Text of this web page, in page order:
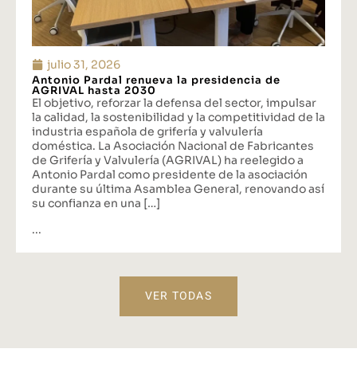
julio 31, 2026
Antonio Pardal renueva la presidencia de
AGRIVAL hasta 2030
El objetivo, reforzar la defensa del sector, impulsar
la calidad, la sostenibilidad y la competitividad de la
industria española de grifería y valvulería
doméstica. La Asociación Nacional de Fabricantes
de Grifería y Valvulería (AGRIVAL) ha reelegido a
Antonio Pardal como presidente de la asociación
durante su última Asamblea General, renovando así
su confianza en una […]
...
VER TODAS